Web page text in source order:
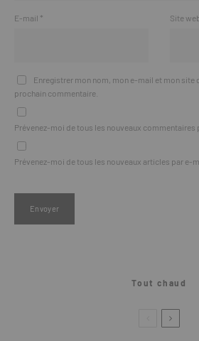
E-mail * Site
Enregistrer mon nom, mon e-mail et mon site
prochain commentaire.
Prévenez-moi de tous les nouveaux commentaires
Prévenez-moi de tous les nouveaux articles par e-
Tout chaud